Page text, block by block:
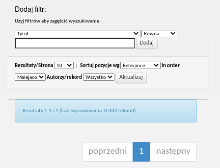
Dodaj filtr:
Uzyj filtrów aby zagęścić wyszukiwanie.
Rezultaty/Strona Sortuj pozycje wg In order
Autorzy/rekord
Rezultaty 1-1 z 1 (Czas wyszukiwania: 0.002 sekund).
poprzedni 1 następny